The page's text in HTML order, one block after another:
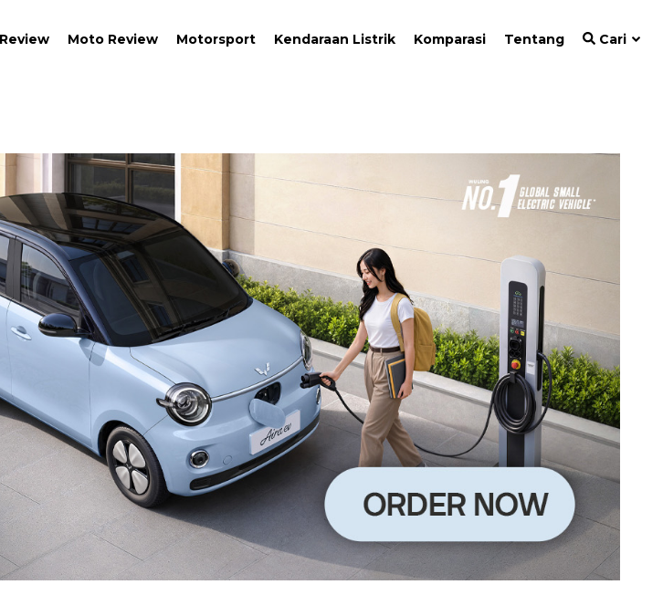
Moto Review Motorsport Kendaraan Listrik Komparasi Tentang Cari